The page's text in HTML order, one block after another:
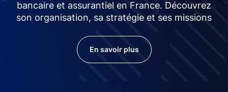
bancaire et assurantiel en France. Découvrez
son organisation, sa stratégie et ses missions
En savoir plus